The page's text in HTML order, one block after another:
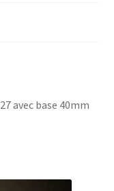
avec base 40mm